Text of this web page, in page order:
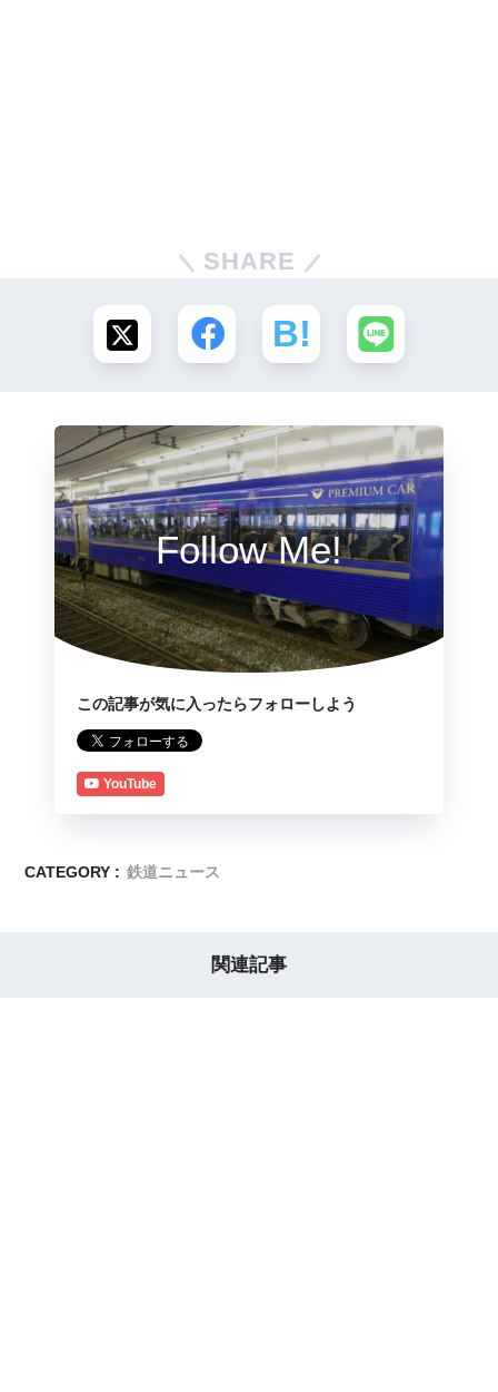
SHARE
Follow Me!
この記事が気に入ったらフォローしよう
YouTube
CATEGORY : 鉄道ニュース
関連記事